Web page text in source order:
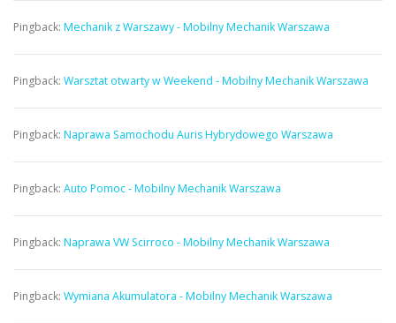
Pingback: Mechanik z Warszawy - Mobilny Mechanik Warszawa
Pingback: Warsztat otwarty w Weekend - Mobilny Mechanik Warszawa
Pingback: Naprawa Samochodu Auris Hybrydowego Warszawa
Pingback: Auto Pomoc - Mobilny Mechanik Warszawa
Pingback: Naprawa VW Scirroco - Mobilny Mechanik Warszawa
Pingback: Wymiana Akumulatora - Mobilny Mechanik Warszawa